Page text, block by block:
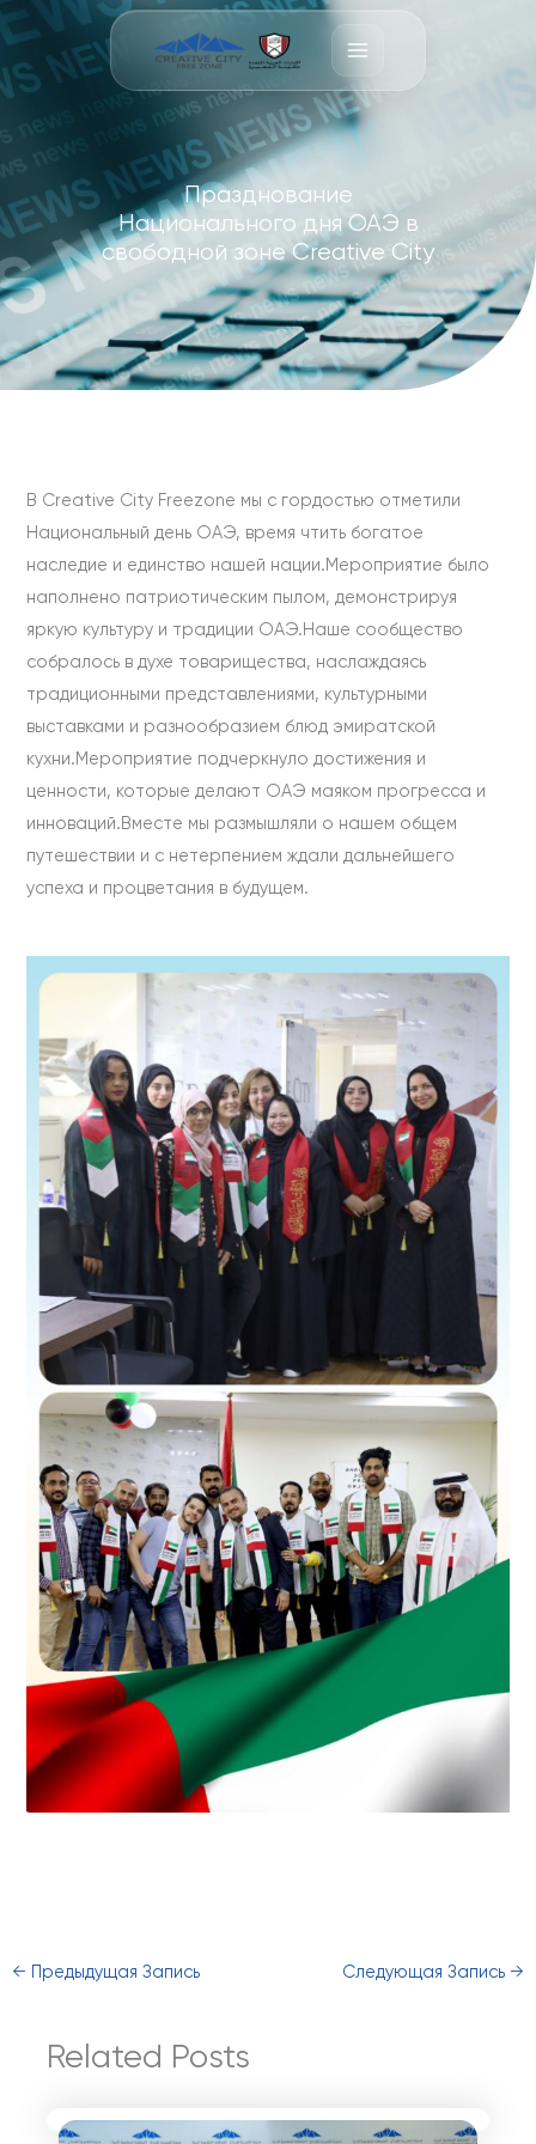
Перейти
содержимому
Празднование
Национального дня ОАЭ в
свободной зоне Creative City
В Creative City Freezone мы с гордостью отметили
Национальный день ОАЭ, время чтить богатое
наследие и единство нашей нации.Мероприятие было
наполнено патриотическим пылом, демонстрируя
яркую культуру и традиции ОАЭ.Наше сообщество
собралось в духе товарищества, наслаждаясь
традиционными представлениями, культурными
выставками и разнообразием блюд эмиратской
кухни.Мероприятие подчеркнуло достижения и
ценности, которые делают ОАЭ маяком прогресса и
инноваций.Вместе мы размышляли о нашем общем
путешествии и с нетерпением ждали дальнейшего
успеха и процветания в будущем.
← Предыдущая Запись Следующая Запись→
Related Posts